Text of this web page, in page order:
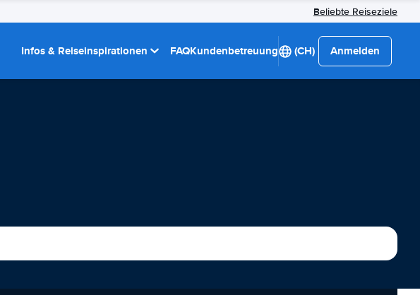
Beliebte Reiseziele
Infos & Reiseinspirationen FAQKundenbetreuung (CH) Anmelden